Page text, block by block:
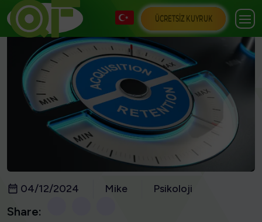
ÜCRETSIZ KUYRUK
04/12/2024 Mike Psikoloji
Share: